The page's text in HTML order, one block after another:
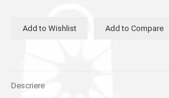
Doctor
Add to Wishlist Add to Compare
Descriere